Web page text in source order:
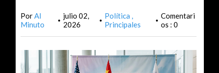
PorAl
Minuto
• julio 02,
2026
• Política
Principales
• Comentari
os : 0